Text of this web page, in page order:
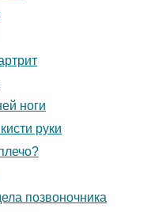
ноги
руки
позвоночника